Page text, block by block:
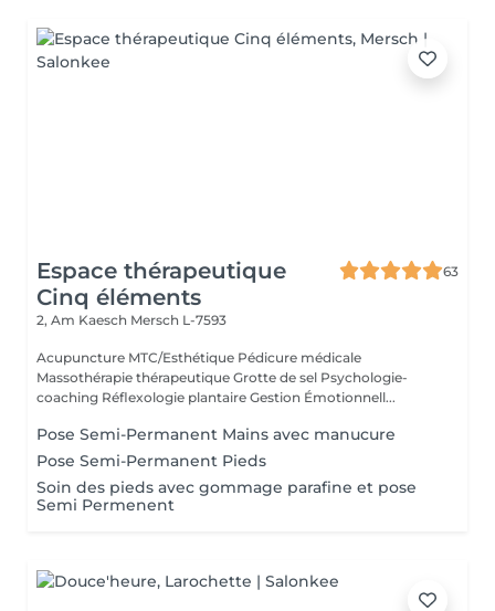
Espace thérapeutique
Cinq éléments
63
2, Am Kaesch Mersch L-7593
Acupuncture MTC/Esthétique Pédicure médicale
Massothérapie thérapeutique Grotte de sel Psychologie-
coaching Réflexologie plantaire Gestion Émotionnell...
Pose Semi-Permanent Mains avec manucure
Pose Semi-Permanent Pieds
Soin des pieds avec gommage parafine et pose
Semi Permenent